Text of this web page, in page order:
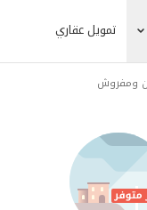
تمويل عقاري
ومفروش